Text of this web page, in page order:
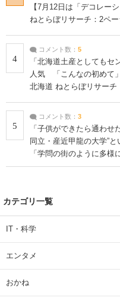
【7月12日は「デコレー
ねとらぼリサーチ：2ペー
4
コメント数： 5
「北海道土産としてもセ
人気 「こんなの初めて
北海道 ねとらぼリサーチ
5
コメント数： 3
「子供ができたら通わ
同立・産近甲龍の大学”
「学問の街のように多
| 大学 ねとらぼリサーチ
カテゴリ一覧
IT・科学
エンタメ
おかね